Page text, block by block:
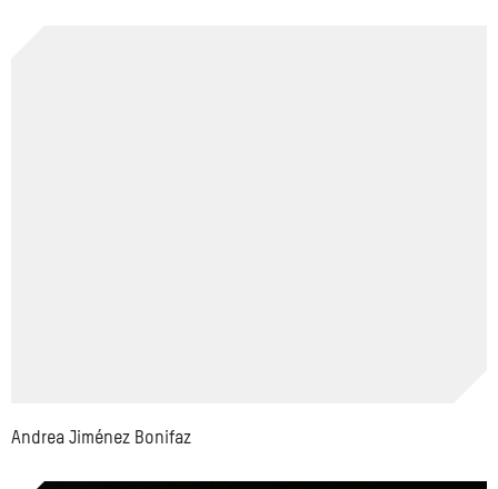
Andrea Jiménez Bonifaz